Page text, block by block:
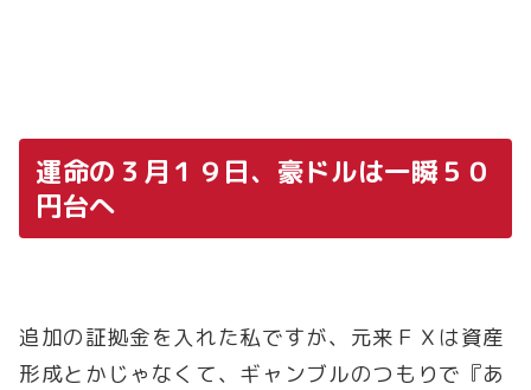
運命の３月１９日、豪ドルは一瞬５０
円台へ
追加の証拠金を入れた私ですが、元来ＦＸは資産
形成とかじゃなくて、ギャンブルのつもりで『あ